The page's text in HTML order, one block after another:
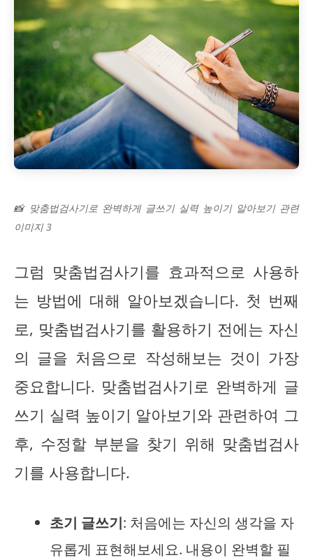
📸 맞춤법검사기로 완벽하게 글쓰기 실력 높이기 알아보기 관련
이미지 3
그럼 맞춤법검사기를 효과적으로 사용하
는 방법에 대해 알아보겠습니다. 첫 번째
로, 맞춤법검사기를 활용하기 전에는 자신
의 글을 처음으로 작성해보는 것이 가장
중요합니다. 맞춤법검사기로 완벽하게 글
쓰기 실력 높이기 알아보기와 관련하여 그
후, 수정할 부분을 찾기 위해 맞춤법검사
기를 사용합니다.
초기 글쓰기: 처음에는 자신의 생각을 자
유롭게 표현해보세요. 내용이 완벽할 필